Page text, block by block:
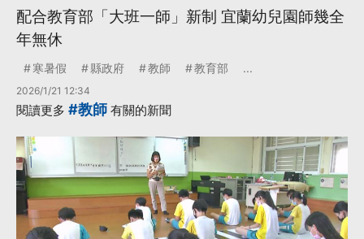
配合教育部「大班一師」新制 宜蘭幼兒園師幾全
年無休
寒暑假 縣政府 教師 教育部 ...
2026/1/21 12:34
閱讀更多 #教師 有關的新聞